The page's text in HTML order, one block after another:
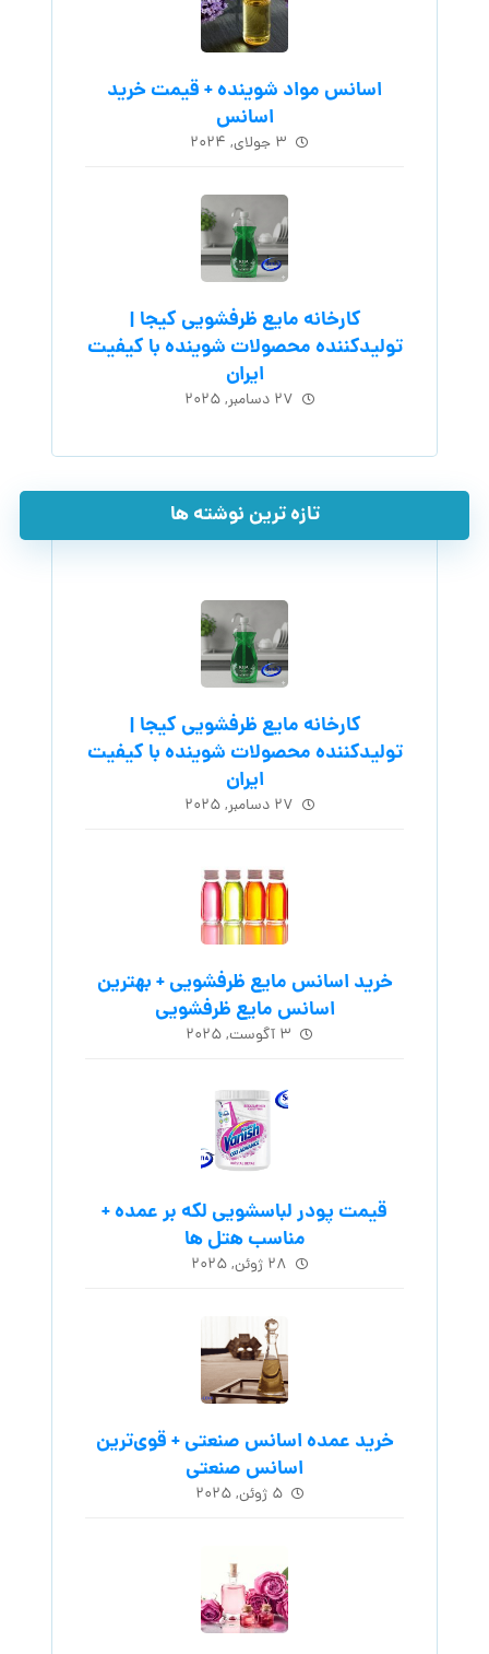
اسانس مواد شوینده + قیمت خرید
اسانس
۳ جولای, ۲۰۲۴
کارخانه مایع ظرفشویی کیجا |
تولیدکننده محصولات شوینده با کیفیت
ایران
۲۷ دسامبر, ۲۰۲۵
تازه ترین نوشته ها
کارخانه مایع ظرفشویی کیجا |
تولیدکننده محصولات شوینده با کیفیت
ایران
۲۷ دسامبر, ۲۰۲۵
خرید اسانس مایع ظرفشویی + بهترین
اسانس مایع ظرفشویی
۳ آگوست, ۲۰۲۵
قیمت پودر لباسشویی لکه بر عمده +
مناسب هتل ها
۲۸ ژوئن, ۲۰۲۵
خرید عمده اسانس صنعتی + قوی‌ترین
اسانس‌ صنعتی
۵ ژوئن, ۲۰۲۵